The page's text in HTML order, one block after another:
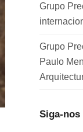
Grupo
Grupo
Paulo
Siga-nos